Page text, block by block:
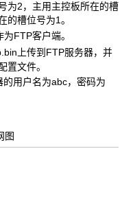
为2，主用主控板所在的槽
的槽位号为1。
FTP客户端。
上传到FTP服务器，并
置文件。
用户名为abc，密码为
图